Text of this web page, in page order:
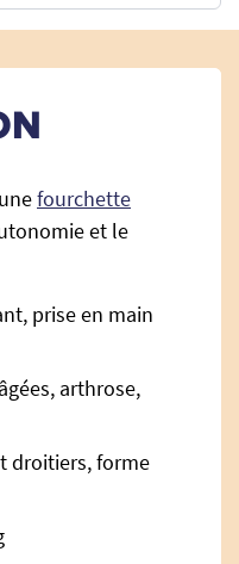
fourchette
et le
prise en main
arthrose,
droitiers, forme